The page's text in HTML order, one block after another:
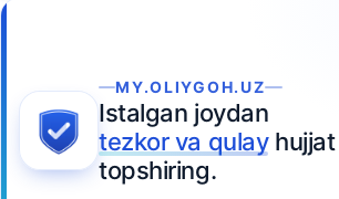
MY.OLIYGOH.UZ
Istalgan joydan
tezkor va qulayhujjat
topshiring.